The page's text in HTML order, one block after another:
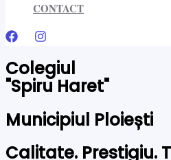
CONTACT
Colegiul
"Spiru Haret"
Municipiul Ploiești
Calitate. Prestigiu.